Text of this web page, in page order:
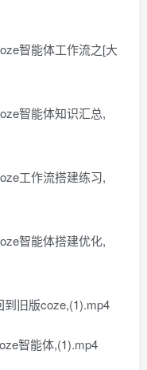
智能体工作流之[大
智能体知识汇总,
工作流搭建练习,
智能体搭建优化,
旧版coze,(1).mp4
智能体,(1).mp4